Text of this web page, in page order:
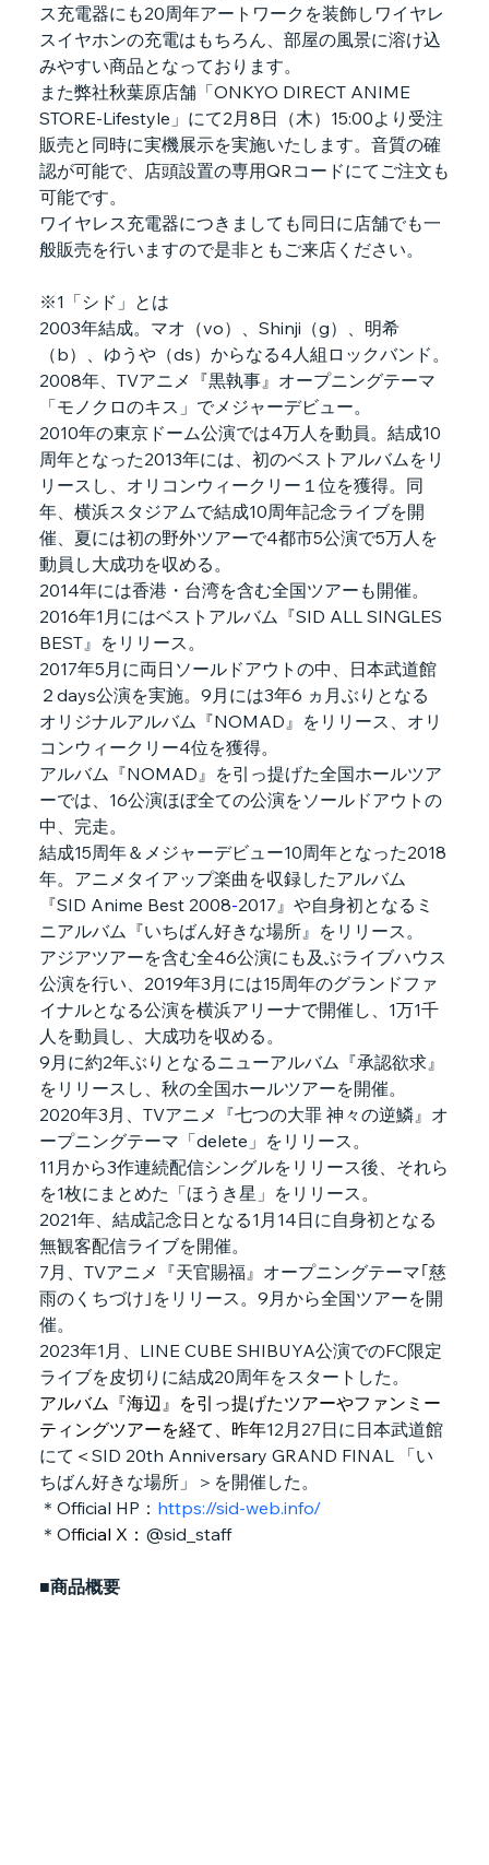
ス充電器にも20周年アート ワークを装飾しワイヤレ
スイヤホンの充電はもちろん、部屋の風景に溶け込
みやすい商品となっております。
また弊社秋葉原店舗「ONKYO DIRECT ANIME
STORE-Lifestyle」にて2月8日（木）15:00より受注
販売と同時に実機展示を実施いたします。音質の確
認が可能で、店頭設置の専用QRコードにてご注文も
可能です。
ワイヤレス充電器につきましても同日に店舗でも一
般販売を行いますので是非ともご来店ください。
※1「シド」とは
2003年結成。マオ（vo）、Shinji（g）、明希
（b）、ゆうや（ds）からなる4人組ロックバンド。
2008年、TVアニメ『黒執事』オープニングテーマ
「モノクロのキス」でメジャーデビュー。
2010年の東京ドーム公演では4万人を動員。結成10
周年となった2013年には、初のベストアルバムをリ
リースし、オリコンウィークリー１位を獲得。同
年、横浜スタジアムで結成10周年記念ライブを開
催、夏には初の野外ツアーで4都市5公演で5万人を
動員し大成功を収める。
2014年には香港・台湾を含む全国ツアーも開催。
2016年1月にはベストアルバム『SID ALL SINGLES
BEST』をリリース。
2017年5月に両日ソールドアウトの中、日本武道館
２days公演を実施。9月には3年6 ヵ月ぶりとなる
オリジナルアルバム『NOMAD』をリリース、オリ
コンウィークリー4位を獲得。
アルバム『NOMAD』を引っ提げた全国ホールツア
ーでは、16公演ほぼ全ての公演をソールドアウトの
中、完走。
結成15周年＆メジャーデビュー10周年となった2018
年。アニメタイアップ楽曲を収録したアルバム
『SID Anime Best 2008-2017』や自身初となるミ
ニアルバム『いちばん好きな場所』をリリース。
アジアツアーを含む全46公演にも及ぶライブハウス
公演を行い、2019年3月には15周年のグランドファ
イナルとなる公演を横浜アリーナで開催し、1万1千
人を動員し、大成功を収める。
9月に約2年ぶりとなるニューアルバム『承認欲求』
をリリースし、秋の全国ホールツアーを開催。
2020年3月、TVアニメ『七つの大罪 神々の逆鱗』オ
ープニングテーマ「delete」をリリース。
11月から3作連続配信シングルをリリース後、それら
を1枚にまとめた「ほうき星」をリリース。
2021年、結成記念日となる1月14日に自身初となる
無観客配信ライブを開催。
7月、TVアニメ『天官賜福』オープニングテーマ｢慈
雨のくちづけ｣をリリース。9月から全国ツアーを開
催。
2023年1月、LINE CUBE SHIBUYA公演でのFC限定
ライブを皮切りに結成20周年をスタートした。
アルバム『海辺』を引っ提げたツアーやファンミー
ティングツアーを経て、昨年12月 27日に日本武道館
にて ＜ SID 20th Anniversary GRAND FINAL
「い
ちばん好きな場所」＞を開催した。
＊Official HP： https://sid-web.info/
＊Official X： @sid_staff
■商品概要